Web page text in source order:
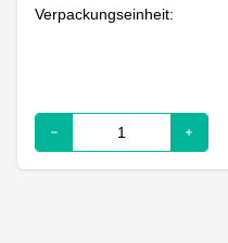
Verpackungseinheit: